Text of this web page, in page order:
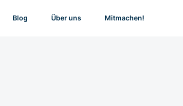
Blog Über uns Mitmachen!